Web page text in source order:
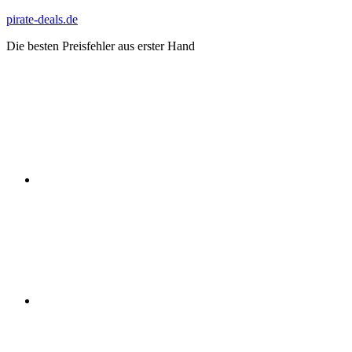
Zum
springen
pirate-deals.de
Die besten Preisfehler aus erster Hand